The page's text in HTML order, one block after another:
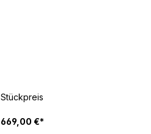
Stückpreis
669,00 €*